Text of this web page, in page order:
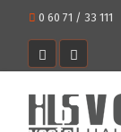
0 60 71 / 33 111